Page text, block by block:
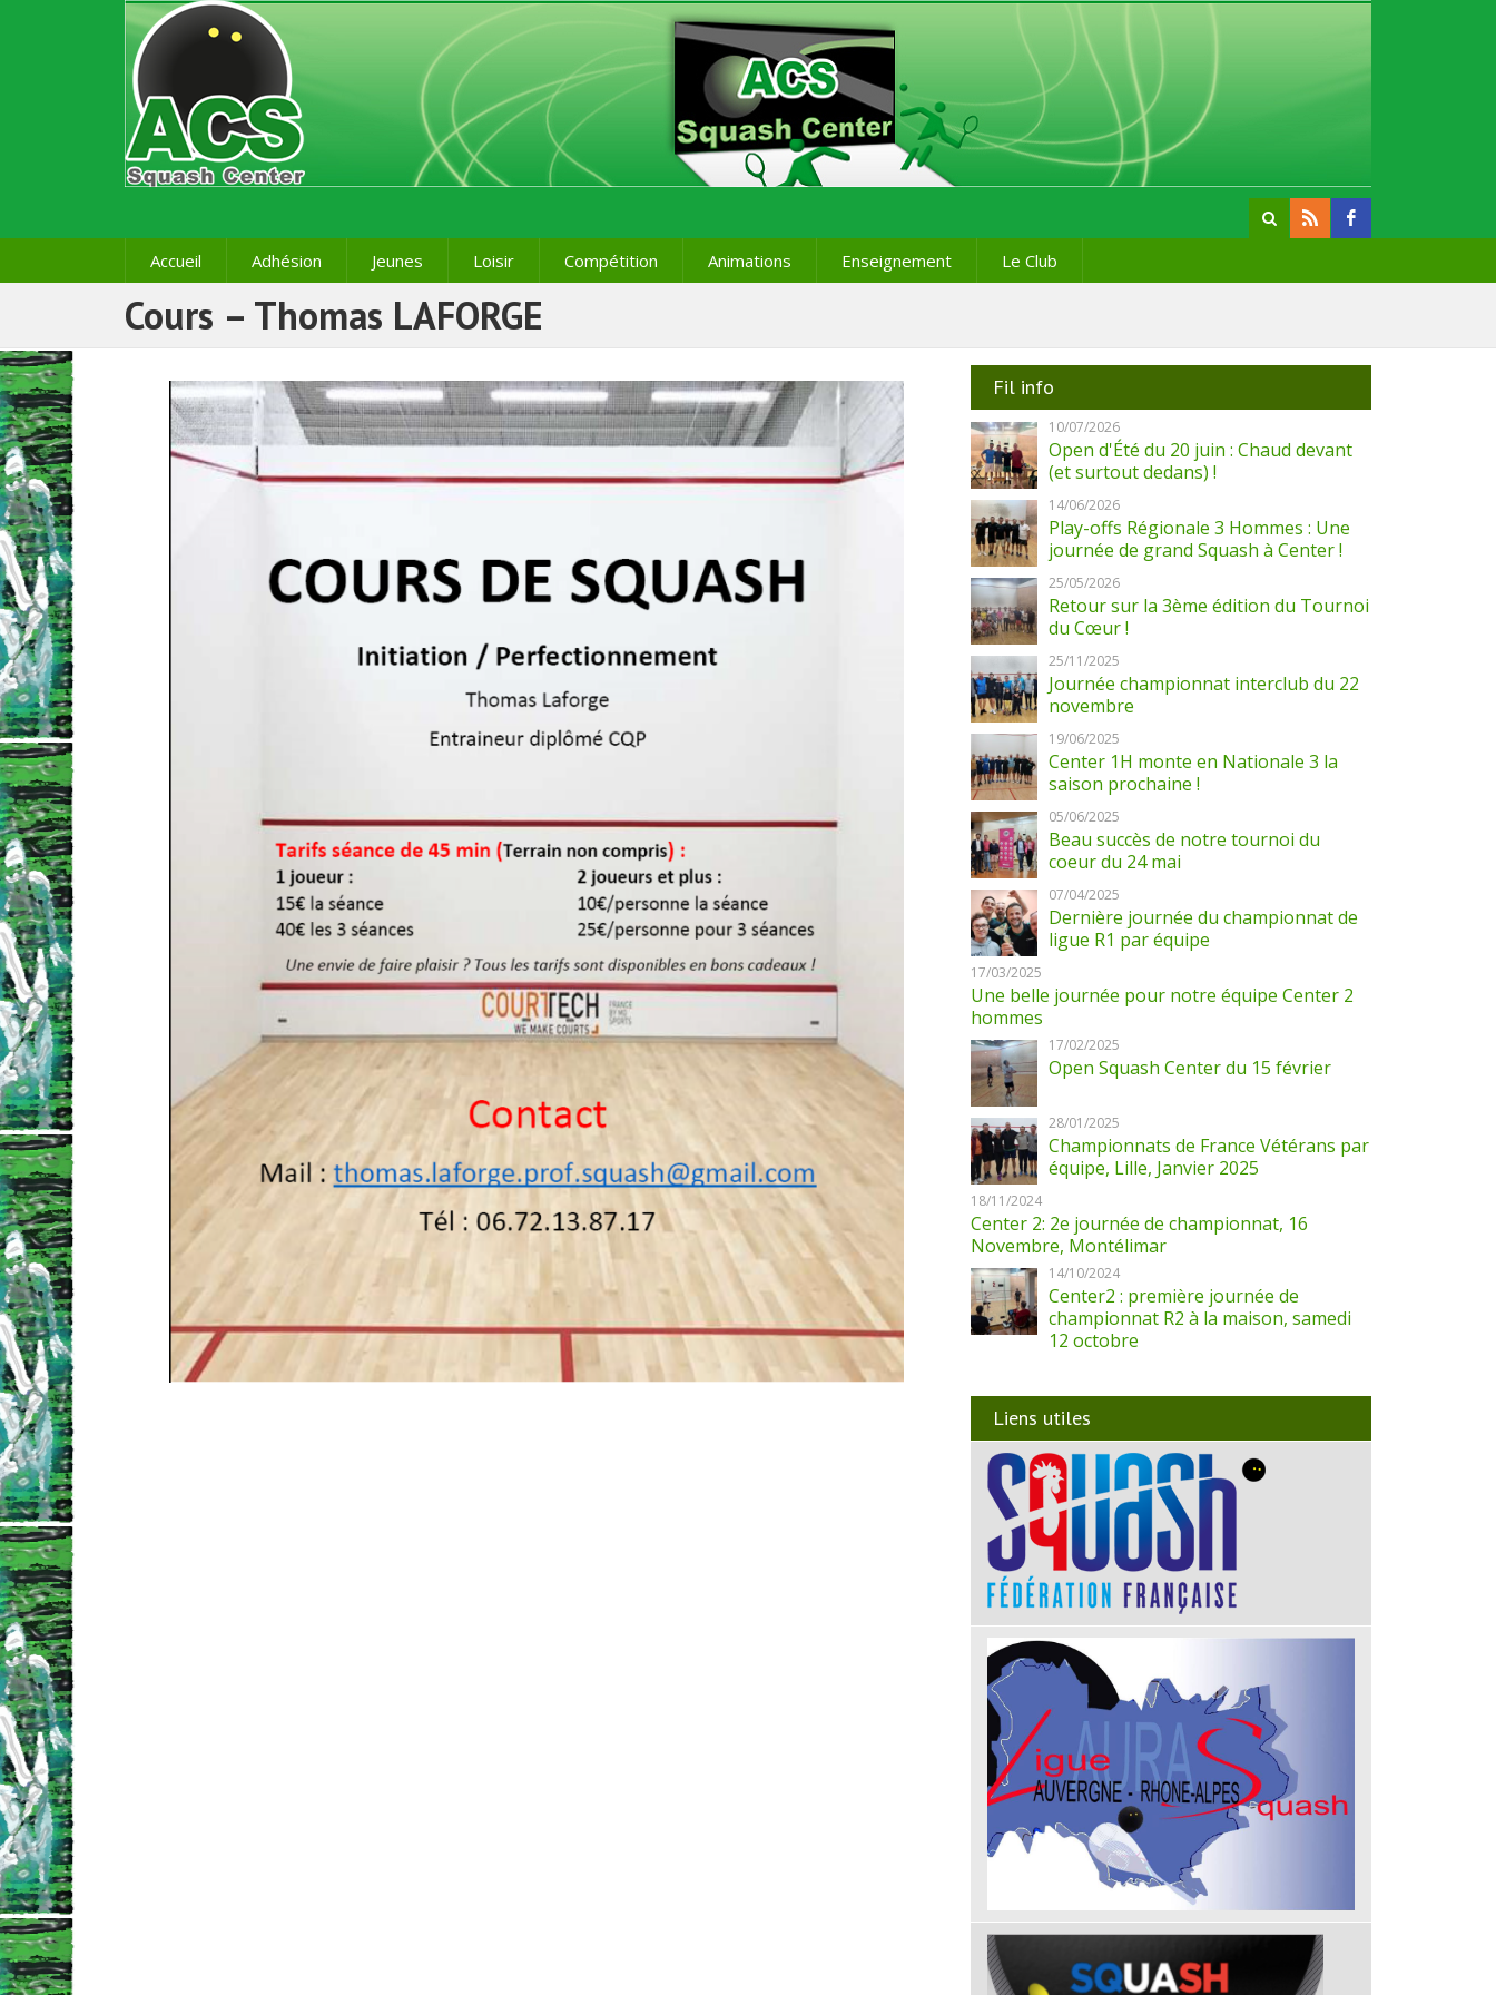
Accueil Adhésion Jeunes Loisir Compétition Animations Enseignement Le Club
Cours – Thomas LAFORGE
Fil info
10/07/2026
Open d'Été du 20 juin : Chaud devant
(et surtout dedans) !
14/06/2026
Play-offs Régionale 3 Hommes : Une
journée de grand Squash à Center !
25/05/2026
Retour sur la 3ème édition du Tournoi
du Cœur !
25/11/2025
Journée championnat interclub du 22
novembre
19/06/2025
Center 1H monte en Nationale 3 la
saison prochaine !
05/06/2025
Beau succès de notre tournoi du
coeur du 24 mai
07/04/2025
Dernière journée du championnat de
ligue R1 par équipe
17/03/2025
Une belle journée pour notre équipe Center 2
hommes
17/02/2025
Open Squash Center du 15 février
28/01/2025
Championnats de France Vétérans par
équipe, Lille, Janvier 2025
18/11/2024
Center 2: 2e journée de championnat, 16
Novembre, Montélimar
14/10/2024
Center2 : première journée de
championnat R2 à la maison, samedi
12 octobre
Liens utiles